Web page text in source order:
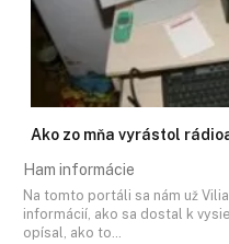
Ako zo mňa vyrástol
Ham informácie
Na tomto portáli sa nám už
informácií, ako sa dostal k
opísal, ako to…